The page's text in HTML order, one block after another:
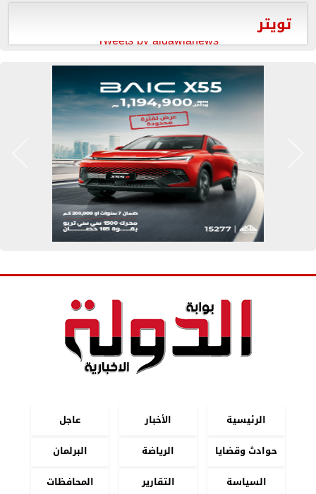
تويتر
Tweets by aldawlanews
الرئيسية الأخبار
عاجل
حوادث وقضايا
الرياضة
البرلمان
السياسة
التقارير المحافظات